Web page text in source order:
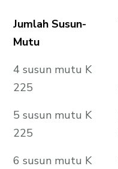
Jumlah Susun-
Mutu
4 susun mutu K
225
5 susun mutu K
225
6 susun mutu K